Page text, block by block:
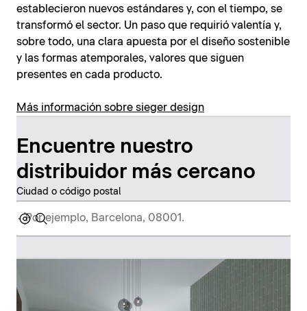
establecieron nuevos estándares y, con el tiempo, se
transformó el sector. Un paso que requirió valentía y,
sobre todo, una clara apuesta por el diseño sostenible
y las formas atemporales, valores que siguen
presentes en cada producto.
Más información sobre sieger design
Encuentre nuestro
distribuidor más cercano
Ciudad o código postal